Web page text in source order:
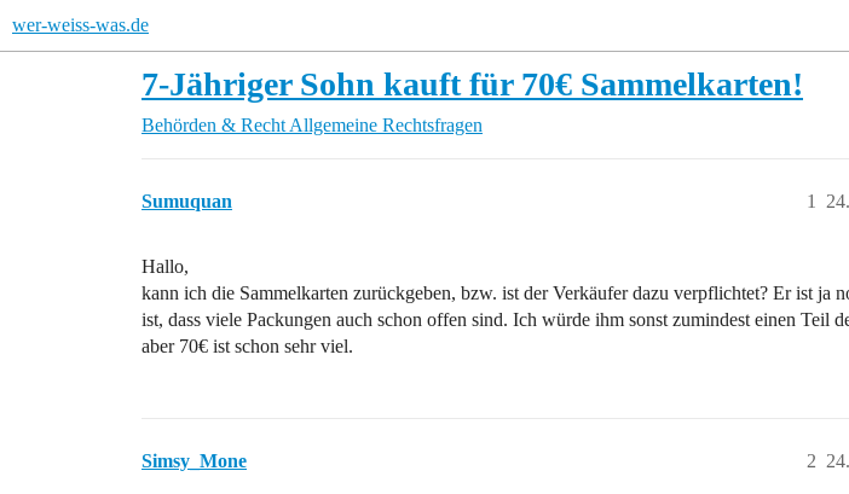
wer-weiss-was.de
7-Jähriger Sohn kauft für 70€ Sammelkarten!
Behörden & Recht Allgemeine Rechtsfragen
Sumuquan 1
Hallo,
kann ich die Sammelkarten zurückgeben, bzw. ist der Verkäufer dazu verpflichtet? Er ist ja
ist, dass viele Packungen auch schon offen sind. Ich würde ihm sonst zumindest einen Teil
aber 70€ ist schon sehr viel.
Simsy_Mone 2